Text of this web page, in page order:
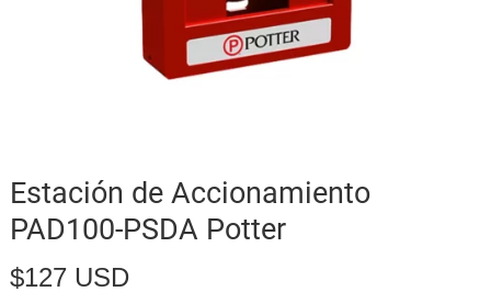
Estación de Accionamiento
PAD100-PSDA Potter
$127 USD